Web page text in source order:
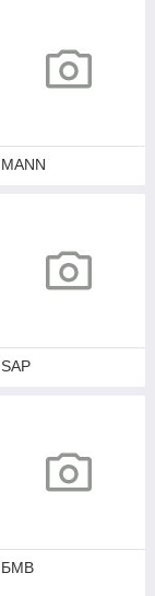
MANN
SAP
БМВ